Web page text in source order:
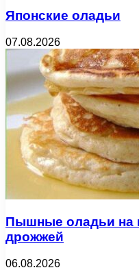
Японские оладьи
07.08.2026
Пышные оладьи на
дрожжей
06.08.2026